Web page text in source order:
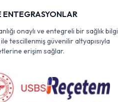
ENTEGRASYONLAR
onaylı ve entegreli bir sağlık bilgi
tescillenmiş güvenilir altyapısıyla
erişim sağlar.